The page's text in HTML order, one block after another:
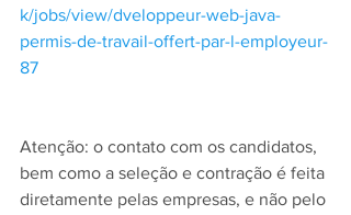
k/jobs/view/dveloppeur-web-java-
permis-de-travail-offert-par-l-employeur-
87
Atenção: o contato com os candidatos,
bem como a seleção e contração é feita
diretamente pelas empresas, e não pelo